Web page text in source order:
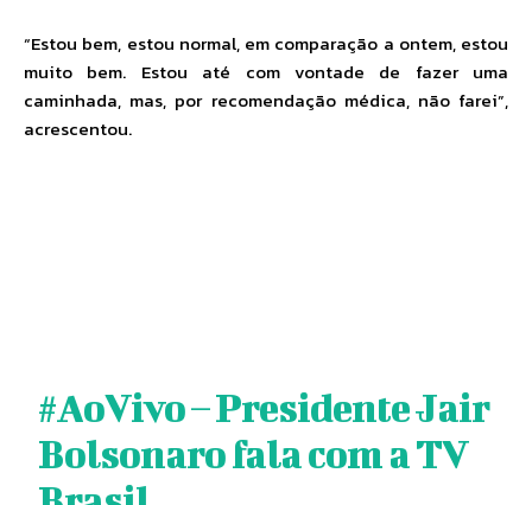
“Estou bem, estou normal, em comparação a ontem, estou
muito bem. Estou até com vontade de fazer uma
caminhada, mas, por recomendação médica, não farei”,
acrescentou.
#AoVivo– Presidente Jair
Bolsonaro fala com a TV